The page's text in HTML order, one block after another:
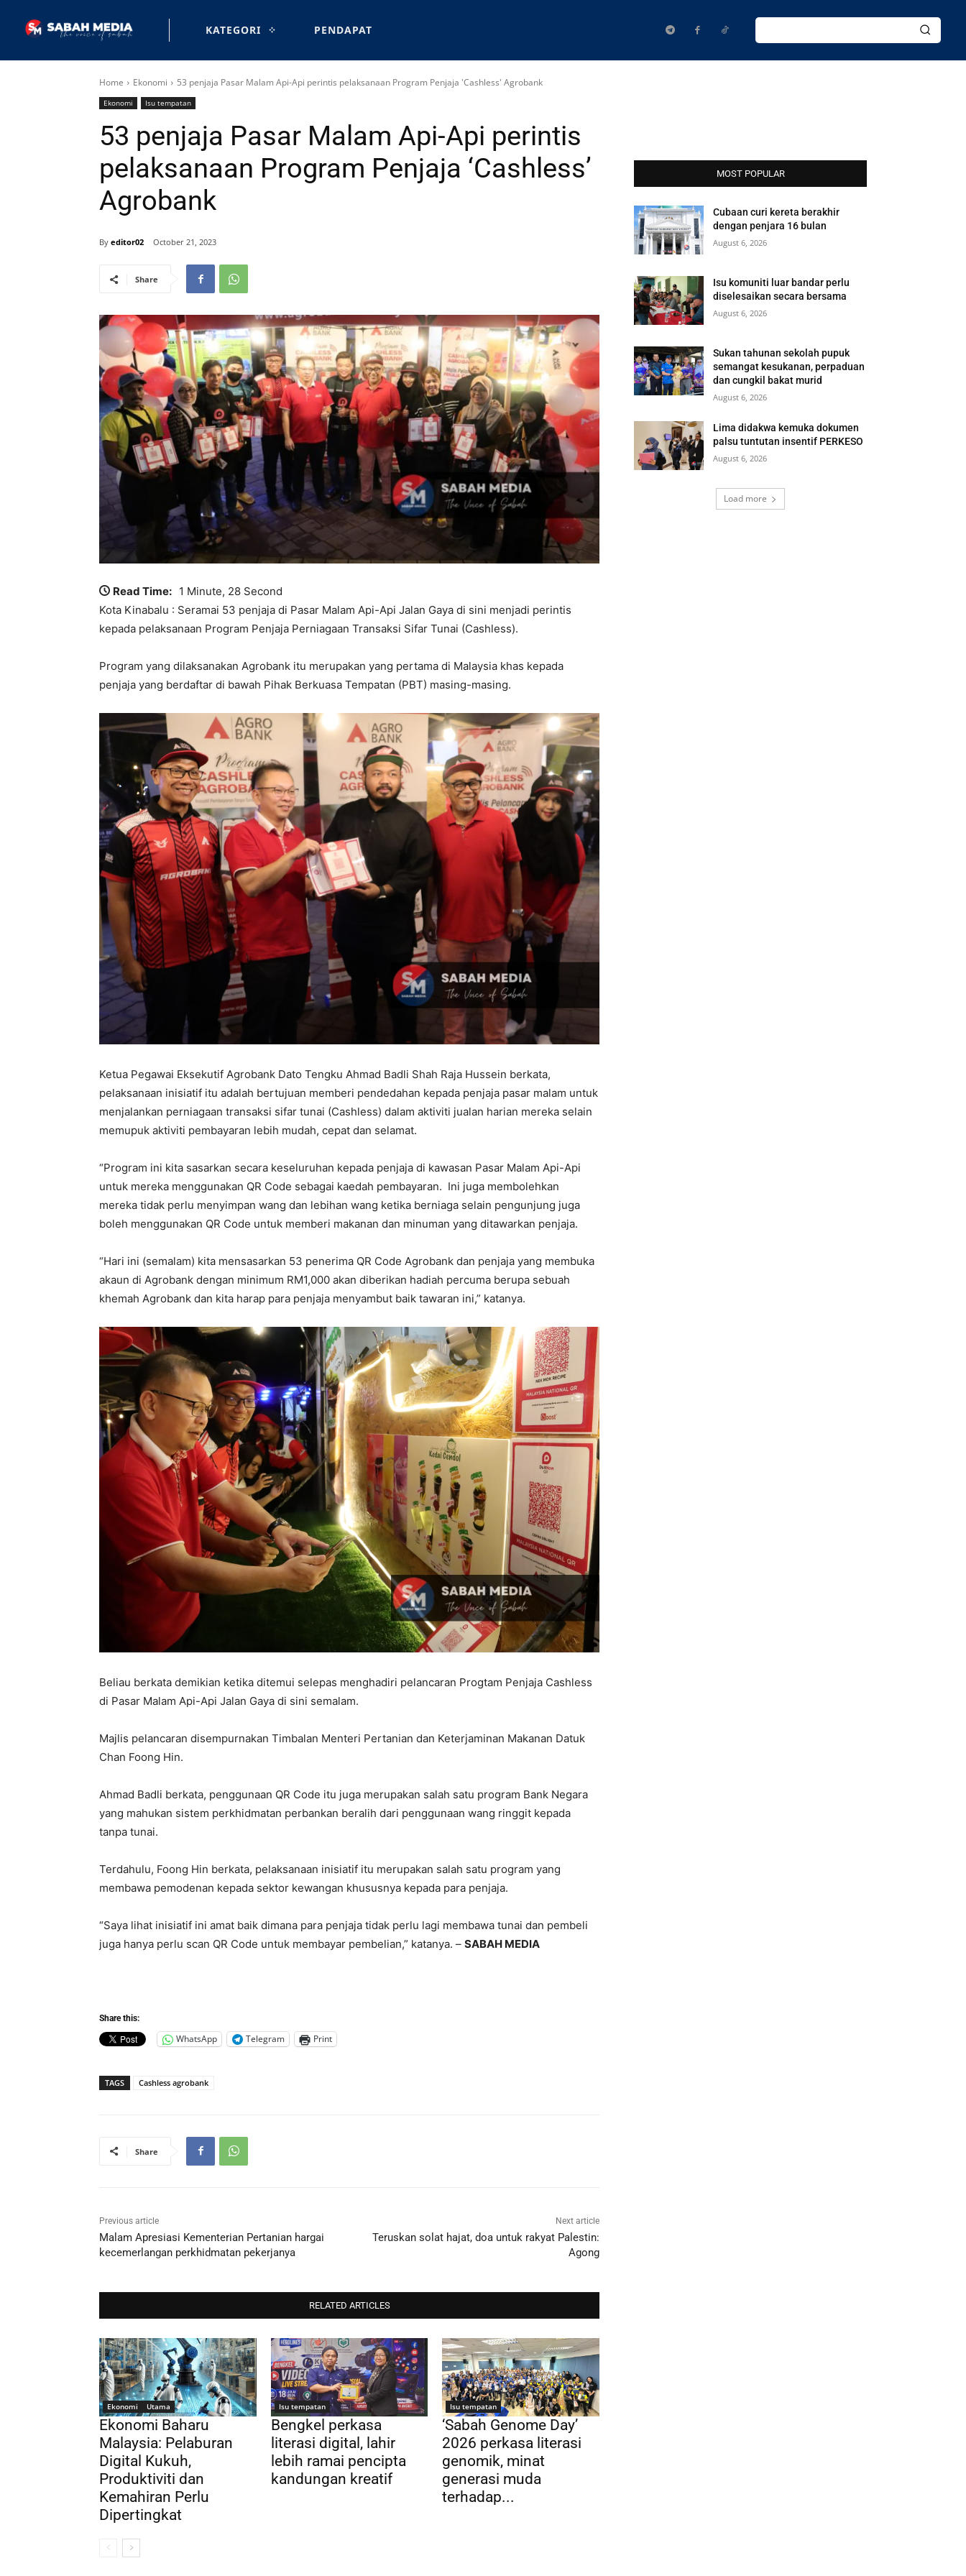
KATEGORI PENDAPAT
Home Ekonomi 53 penjaja Pasar Malam Api-Api perintis pelaksanaan Program Penjaja 'Cashless' Agrobank
Ekonomi Isu tempatan
53 penjaja Pasar Malam Api-Api perintis
pelaksanaan Program Penjaja ‘Cashless’
Agrobank
By editor02 October 21, 2023
Share
Read Time: 1 Minute, 28 Second
Kota Kinabalu : Seramai 53 penjaja di Pasar Malam Api-Api Jalan Gaya di sini menjadi perintis
kepada pelaksanaan Program Penjaja Perniagaan Transaksi Sifar Tunai (Cashless).
Program yang dilaksanakan Agrobank itu merupakan yang pertama di Malaysia khas kepada
penjaja yang berdaftar di bawah Pihak Berkuasa Tempatan (PBT) masing-masing.
Ketua Pegawai Eksekutif Agrobank Dato Tengku Ahmad Badli Shah Raja Hussein berkata,
pelaksanaan inisiatif itu adalah bertujuan memberi pendedahan kepada penjaja pasar malam untuk
menjalankan perniagaan transaksi sifar tunai (Cashless) dalam aktiviti jualan harian mereka selain
memupuk aktiviti pembayaran lebih mudah, cepat dan selamat.
“Program ini kita sasarkan secara keseluruhan kepada penjaja di kawasan Pasar Malam Api-Api
untuk mereka menggunakan QR Code sebagai kaedah pembayaran. Ini juga membolehkan
mereka tidak perlu menyimpan wang dan lebihan wang ketika berniaga selain pengunjung juga
boleh menggunakan QR Code untuk memberi makanan dan minuman yang ditawarkan penjaja.
“Hari ini (semalam) kita mensasarkan 53 penerima QR Code Agrobank dan penjaja yang membuka
akaun di Agrobank dengan minimum RM1,000 akan diberikan hadiah percuma berupa sebuah
khemah Agrobank dan kita harap para penjaja menyambut baik tawaran ini,” katanya.
Beliau berkata demikian ketika ditemui selepas menghadiri pelancaran Progtam Penjaja Cashless
di Pasar Malam Api-Api Jalan Gaya di sini semalam.
Majlis pelancaran disempurnakan Timbalan Menteri Pertanian dan Keterjaminan Makanan Datuk
Chan Foong Hin.
Ahmad Badli berkata, penggunaan QR Code itu juga merupakan salah satu program Bank Negara
yang mahukan sistem perkhidmatan perbankan beralih dari penggunaan wang ringgit kepada
tanpa tunai.
Terdahulu, Foong Hin berkata, pelaksanaan inisiatif itu merupakan salah satu program yang
membawa pemodenan kepada sektor kewangan khususnya kepada para penjaja.
“Saya lihat inisiatif ini amat baik dimana para penjaja tidak perlu lagi membawa tunai dan pembeli
juga hanya perlu scan QR Code untuk membayar pembelian,” katanya. – SABAH MEDIA
Share this:
WhatsApp Telegram Print
TAGS Cashless agrobank
Share
Previous article
Malam Apresiasi Kementerian Pertanian hargai
kecemerlangan perkhidmatan pekerjanya
Next article
Teruskan solat hajat, doa untuk rakyat Palestin:
Agong
RELATED ARTICLES
Ekonomi Utama
Ekonomi Baharu
Malaysia: Pelaburan
Digital Kukuh,
Produktiviti dan
Kemahiran Perlu
Dipertingkat
Isu tempatan
Bengkel perkasa
literasi digital, lahir
lebih ramai pencipta
kandungan kreatif
Isu tempatan
‘Sabah Genome Day’
2026 perkasa literasi
genomik, minat
generasi muda
terhadap...
MOST POPULAR
Cubaan curi kereta berakhir
dengan penjara 16 bulan
August 6, 2026
Isu komuniti luar bandar perlu
diselesaikan secara bersama
August 6, 2026
Sukan tahunan sekolah pupuk
semangat kesukanan, perpaduan
dan cungkil bakat murid
August 6, 2026
Lima didakwa kemuka dokumen
palsu tuntutan insentif PERKESO
August 6, 2026
Load more